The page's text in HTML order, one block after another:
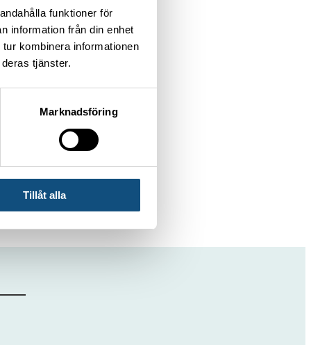
funktioner för
information från din enhet
kombinera informationen
tjänster.
Marknadsföring
Tillåt alla